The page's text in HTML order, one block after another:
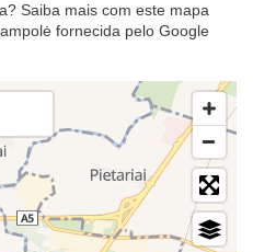
Saiba mais com este mapa
fornecida pelo Google